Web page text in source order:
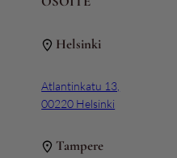
Helsinki
Atlantinkatu 13,
00220 Helsinki
Tampere